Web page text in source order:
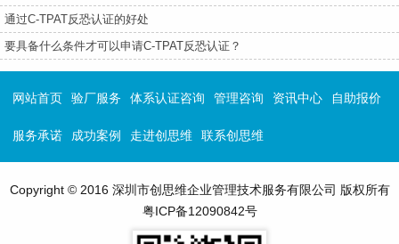
通过C-TPAT反恐认证的好处
要具备什么条件才可以申请C-TPAT反恐认证？
网站首页 验厂服务 体系认证咨询 管理咨询 资讯中心 自助报价
服务承诺 成功案例 走进创思维 联系创思维
Copyright © 2016 深圳市创思维企业管理技术服务有限公司 版权所有
粤ICP备12090842号